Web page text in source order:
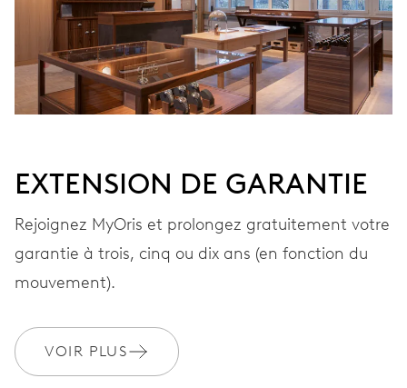
EXTENSION DE GARANTIE
Rejoignez MyOris et prolongez gratuitement votre
garantie à trois, cinq ou dix ans (en fonction du
mouvement).
VOIR PLUS